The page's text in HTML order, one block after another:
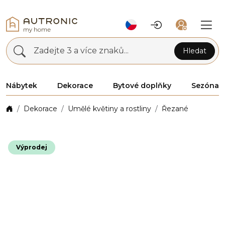
Zadejte 3 a více znaků... Hledat
Nábytek Dekorace Bytové doplňky Sezóna
Dekorace Umělé květiny a rostliny Řezané
Výprodej